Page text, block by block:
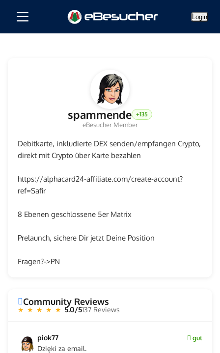
Login
spammende +135
eBesucher Member
Debitkarte, inkludierte DEX senden/empfangen Crypto,
direkt mit Crypto über Karte bezahlen
https://alphacard24-affiliate.com/create-account?
ref=Safir
8 Ebenen geschlossene 5er Matrix
Prelaunch, sichere Dir jetzt Deine Position
Fragen?->PN
Community Reviews
★ ★ ★ ★ ★ 5.0/5137 Reviews
piok77 gut
Dzięki za email.